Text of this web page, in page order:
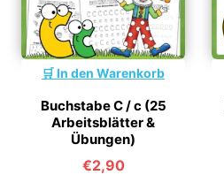
In den Warenkorb
Buchstabe C / c (25
Arbeitsblätter &
Übungen)
€2,90